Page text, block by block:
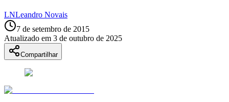
LNLeandro Novais
7 de setembro de 2015
Atualizado em 3 de outubro de 2025
Compartilhar